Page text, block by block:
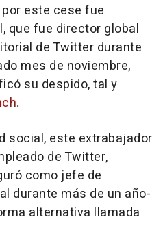
este cese fue
que fue director global
de Twitter durante
mes de noviembre,
su despido, tal y
social, este extrabajador
de Twitter,
como jefe de
durante más de un año-
alternativa llamada